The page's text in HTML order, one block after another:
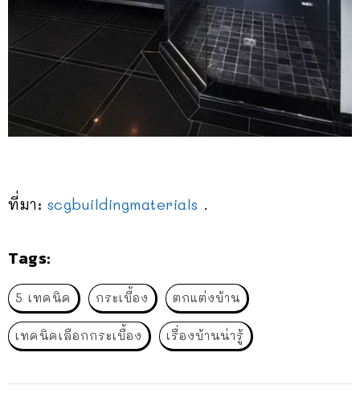
ที่มา: scgbuildingmaterials .
Tags:
5 เทคนิค กระเบื้อง ตกแต่งบ้าน
เทคนิคเลือกกระเบื้อง เรื่องบ้านน่ารู้